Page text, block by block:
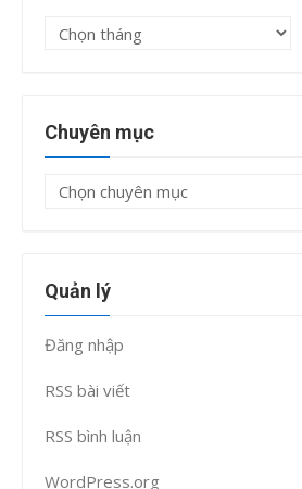
Lưu
Chuyên mục
Chuyên
Quản lý
Đăng nhập
RSS bài viết
RSS bình luận
WordPress.org